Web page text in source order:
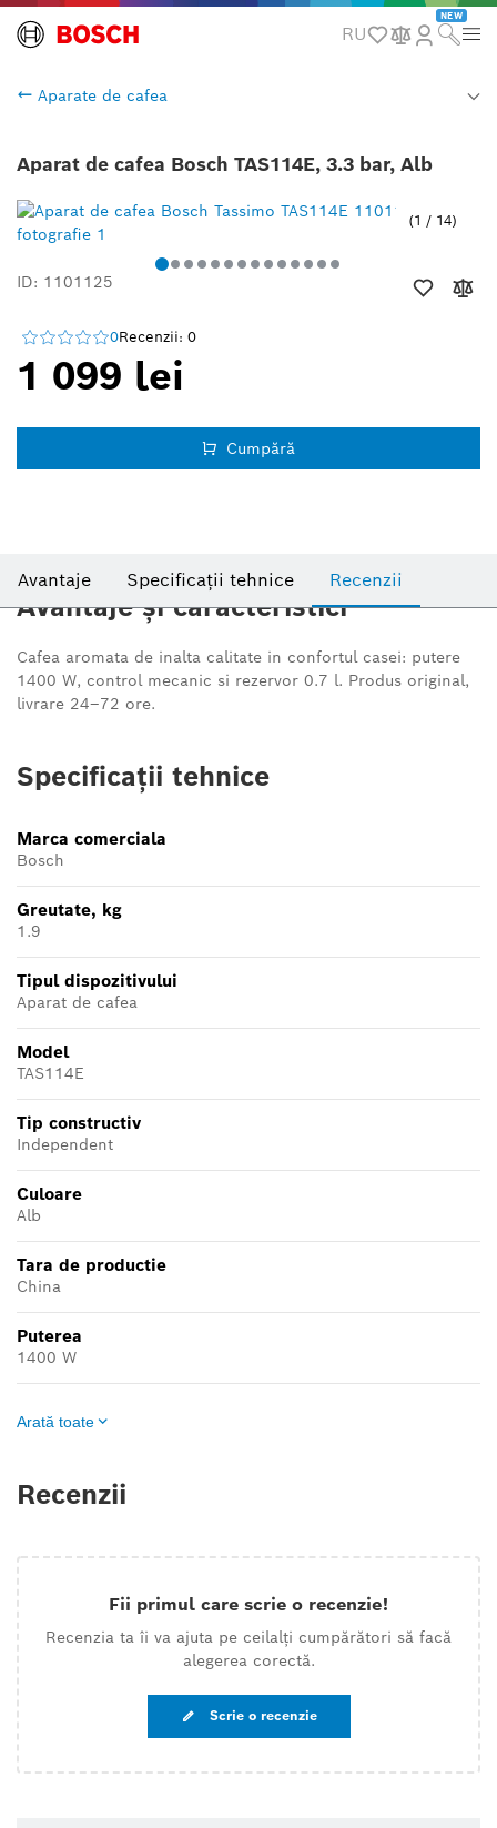
RU
NEW
Aparate de cafea
Aparat de cafea Bosch TAS114E, 3.3 bar, Alb
1 / 14
ID: 1101125
0Recenzii: 0
1 099 lei
Cumpără
Avantaje Specificații tehnice Recenzii
Avantaje și caracteristici
Cafea aromata de inalta calitate in confortul casei: putere
1400 W, control mecanic si rezervor 0.7 l. Produs original,
livrare 24–72 ore.
Specificații tehnice
Marca comerciala
Bosch
Greutate, kg
1.9
Tipul dispozitivului
Aparat de cafea
Model
TAS114E
Tip constructiv
Independent
Culoare
Alb
Tara de productie
China
Puterea
1400 W
Arată toate
Recenzii
Fii primul care scrie o recenzie!
Recenzia ta îi va ajuta pe ceilalți cumpărători să facă
alegerea corectă.
Scrie o recenzie